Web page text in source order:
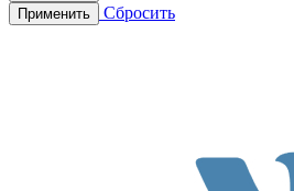
Применить
Сбросить